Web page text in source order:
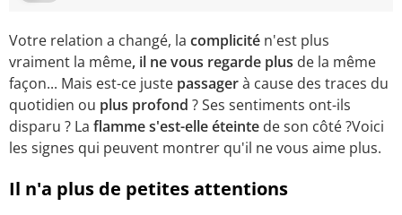
Votre relation a changé, la complicité n'est plus
vraiment la même, il ne vous regarde plus de la même
façon... Mais est-ce juste passagerà cause des traces du
quotidien ou plus profond ? Ses sentiments ont-ils
disparu ? La flamme s'est-elle éteinte de son côté ?Voici
les signes qui peuvent montrer qu'il ne vous aime plus.
Il n'a plus de petites attentions